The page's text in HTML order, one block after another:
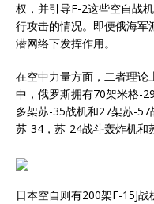
权，并引导F-2这些空自战
行攻击的情况。即便俄海军
潜网络下发挥作用。
在空中力量方面，二者理论
中，俄罗斯拥有70架米格-
多架苏-35战机和27架苏-57
苏-34，苏-24战斗轰炸机和
日本空自则有200架F-15J